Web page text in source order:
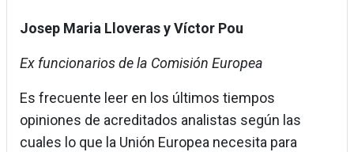
Josep Maria Lloveras y Víctor Pou
Ex funcionarios de la Comisión Europea
Es frecuente leer en los últimos tiempos
opiniones de acreditados analistas según las
cuales lo que la Unión Europea necesita para